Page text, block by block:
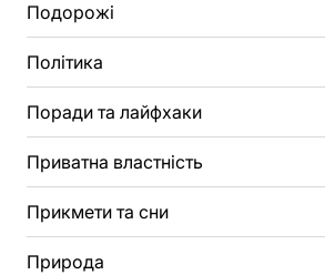
Подорожі
Політика
Поради та лайфхаки
Приватна властність
Прикмети та сни
Природа